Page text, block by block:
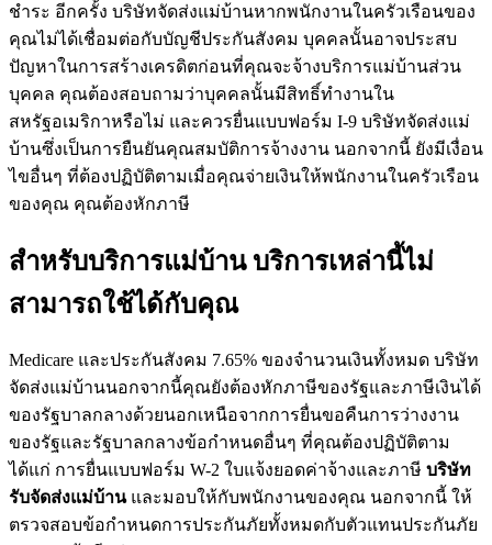
ชำระ อีกครั้ง บริษัทจัดส่งแม่บ้านหากพนักงานในครัวเรือนของ
คุณไม่ได้เชื่อมต่อกับบัญชีประกันสังคม บุคคลนั้นอาจประสบ
ปัญหาในการสร้างเครดิตก่อนที่คุณจะจ้างบริการแม่บ้านส่วน
บุคคล คุณต้องสอบถามว่าบุคคลนั้นมีสิทธิ์ทำงานใน
สหรัฐอเมริกาหรือไม่ และควรยื่นแบบฟอร์ม I-9 บริษัทจัดส่งแม่
บ้านซึ่งเป็นการยืนยันคุณสมบัติการจ้างงาน นอกจากนี้ ยังมีเงื่อน
ไขอื่นๆ ที่ต้องปฏิบัติตามเมื่อคุณจ่ายเงินให้พนักงานในครัวเรือน
ของคุณ คุณต้องหักภาษี
สำหรับบริการแม่บ้าน บริการเหล่านี้ไม่
สามารถใช้ได้กับคุณ
Medicare และประกันสังคม 7.65% ของจำนวนเงินทั้งหมด บริษัท
จัดส่งแม่บ้านนอกจากนี้คุณยังต้องหักภาษีของรัฐและภาษีเงินได้
ของรัฐบาลกลางด้วยนอกเหนือจากการยื่นขอคืนการว่างงาน
ของรัฐและรัฐบาลกลางข้อกำหนดอื่นๆ ที่คุณต้องปฏิบัติตาม
ได้แก่ การยื่นแบบฟอร์ม W-2 ใบแจ้งยอดค่าจ้างและภาษี บริษัท
รับจัดส่งแม่บ้านและมอบให้กับพนักงานของคุณ นอกจากนี้ ให้
ตรวจสอบข้อกำหนดการประกันภัยทั้งหมดกับตัวแทนประกันภัย